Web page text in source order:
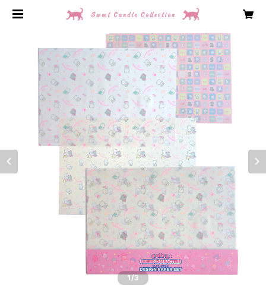
1/3